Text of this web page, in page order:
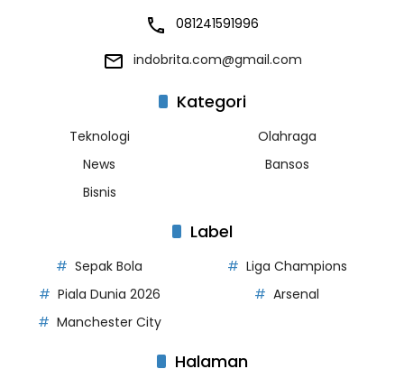
081241591996
indobrita.com@gmail.com
Kategori
Teknologi
Olahraga
News
Bansos
Bisnis
Label
Sepak Bola
Liga Champions
Piala Dunia 2026
Arsenal
Manchester City
Halaman